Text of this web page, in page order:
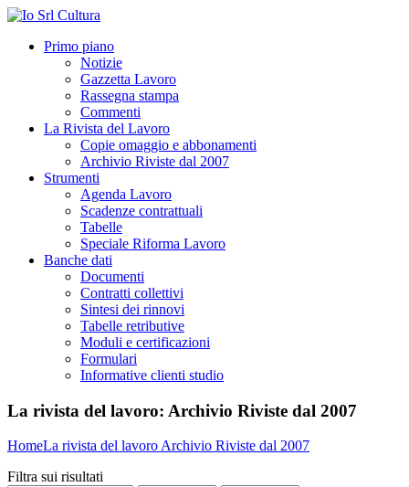
Primo piano
Notizie
Gazzetta Lavoro
Rassegna stampa
Commenti
La Rivista del Lavoro
Copie omaggio e abbonamenti
Archivio Riviste dal 2007
Strumenti
Agenda Lavoro
Scadenze contrattuali
Tabelle
Speciale Riforma Lavoro
Banche dati
Documenti
Contratti collettivi
Sintesi dei rinnovi
Tabelle retributive
Moduli e certificazioni
Formulari
Informative clienti studio
La rivista del lavoro: Archivio Riviste dal 2007
HomeLa rivista del lavoroArchivio Riviste dal 2007
Filtra sui risultati